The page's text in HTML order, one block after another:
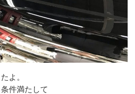
よ。
件満たして